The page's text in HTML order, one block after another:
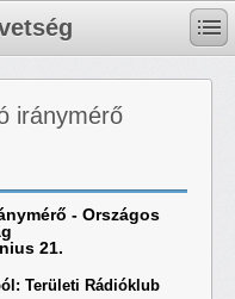
iránymérő
- Országos
21.
Területi Rádióklub